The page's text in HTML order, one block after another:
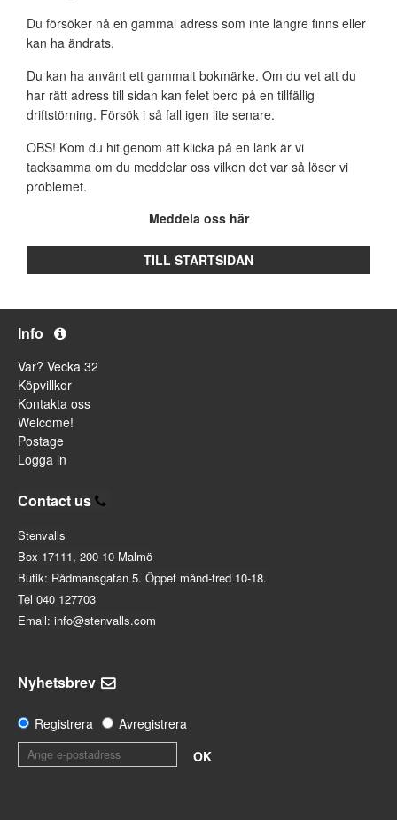
Du försöker nå en gammal adress som inte längre finns eller
kan ha ändrats.
Du kan ha använt ett gammalt bokmärke. Om du vet att du
har rätt adress till sidan kan felet bero på en tillfällig
driftstörning. Försök i så fall igen lite senare.
OBS! Kom du hit genom att klicka på en länk är vi
tacksamma om du meddelar oss vilken det var så löser vi
problemet.
Meddela oss här
TILL STARTSIDAN
Info
Var? Vecka 32
Köpvillkor
Kontakta oss
Welcome!
Postage
Logga in
Contact us
Stenvalls
Box 17111, 200 10 Malmö
Butik: Rådmansgatan 5. Öppet månd-fred 10-18.
Tel 040 127703
Email: info@stenvalls.com
Nyhetsbrev
Registrera
Avregistrera
OK